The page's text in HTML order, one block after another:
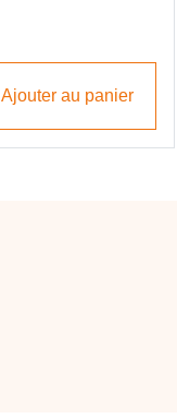
Ajouter au panier